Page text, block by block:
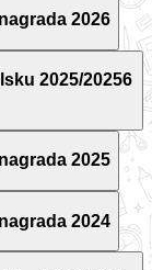
2026
2025/20256
2025
2024